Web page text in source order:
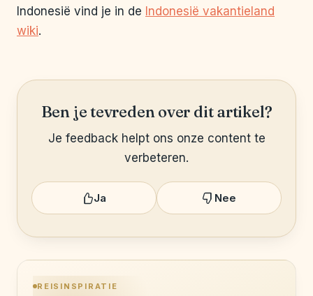
Indonesië vind je in de Indonesië vakantieland
wiki.
Ben je tevreden over dit artikel?
Je feedback helpt ons onze content te
verbeteren.
Ja Nee
REISINSPIRATIE